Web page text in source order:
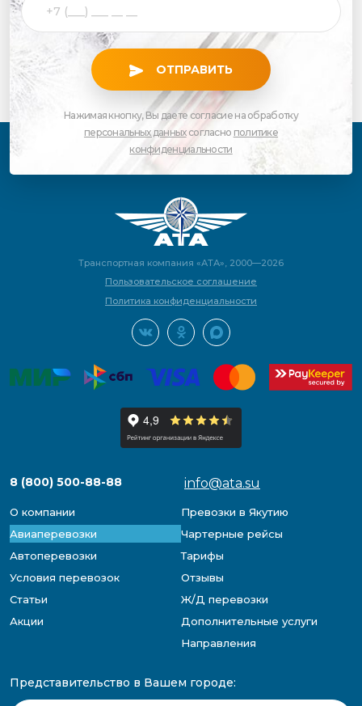
ОТПРАВИТЬ
Нажимая кнопку, Вы даете согласие на обработку
персональных данныхсогласно политике
конфиденциальности
Транспортная компания «АТА», 2000—2026
Пользовательское соглашение
Политика конфиденциальности
8 (800) 500-88-88 info@ata.su
О компании
Превозки в Якутию
Авиаперевозки
Чартерные рейсы
Автоперевозки
Тарифы
Условия перевозок
Отзывы
Статьи
Ж/Д перевозки
Акции
Дополнительные услуги
Направления
Представительство в Вашем городе: